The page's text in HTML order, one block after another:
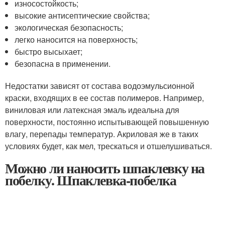
износостойкость;
высокие антисептические свойства;
экологическая безопасность;
легко наносится на поверхность;
быстро высыхает;
безопасна в применении.
Недостатки зависят от состава водоэмульсионной
краски, входящих в ее состав полимеров. Например,
виниловая или латексная эмаль идеальна для
поверхности, постоянно испытывающей повышенную
влагу, перепады температур. Акриловая же в таких
условиях будет, как мел, трескаться и отшелушиваться.
Можно ли наносить шпаклевку на
побелку. Шпаклевка-побелка